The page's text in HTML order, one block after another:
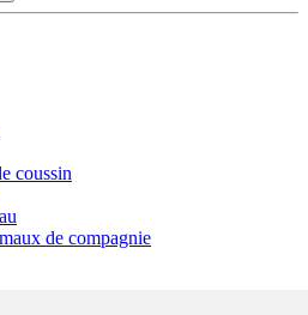
coussin
de compagnie